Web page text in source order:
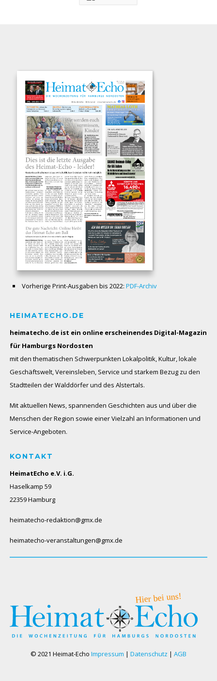
Vorherige Print-Ausgaben bis 2022: PDF-Archiv
HEIMATECHO.DE
heimatecho.de ist ein online erscheinendes Digital-Magazin
für Hamburgs Nordosten
mit den thematischen Schwerpunkten Lokalpolitik, Kultur, lokale
Geschäftswelt, Vereinsleben, Service und starkem Bezug zu den
Stadtteilen der Walddörfer und des Alstertals.
Mit aktuellen News, spannenden Geschichten aus und über die
Menschen der Region sowie einer Vielzahl an Informationen und
Service-Angeboten.
KONTAKT
HeimatEcho e.V. i.G.
Haselkamp 59
22359 Hamburg
heimatecho-redaktion@gmx.de
heimatecho-veranstaltungen@gmx.de
© 2021 Heimat-Echo Impressum | Datenschutz | AGB